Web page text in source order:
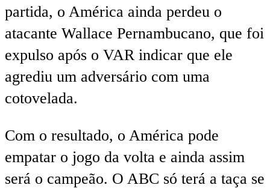
partida, o América ainda perdeu o
atacante Wallace Pernambucano, que foi
expulso após o VAR indicar que ele
agrediu um adversário com uma
cotovelada.
Com o resultado, o América pode
empatar o jogo da volta e ainda assim
será o campeão. O ABC só terá a taça se